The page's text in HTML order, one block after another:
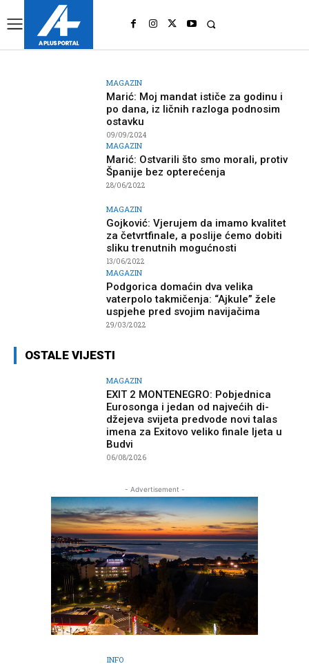
MAGAZIN
Marić: Moj mandat ističe za godinu i
po dana, iz ličnih razloga podnosim
ostavku
09/09/2024
MAGAZIN
Marić: Ostvarili što smo morali, protiv
Španije bez opterećenja
28/06/2022
MAGAZIN
Gojković: Vjerujem da imamo kvalitet
za četvrtfinale, a poslije ćemo dobiti
sliku trenutnih mogućnosti
13/06/2022
MAGAZIN
Podgorica domaćin dva velika
vaterpolo takmičenja: “Ajkule” žele
uspjehe pred svojim navijačima
29/03/2022
OSTALE VIJESTI
MAGAZIN
EXIT 2 MONTENEGRO: Pobjednica
Eurosonga i jedan od najvećih di-
džejeva svijeta predvode novi talas
imena za Exitovo veliko finale ljeta u
Budvi
06/08/2026
- Advertisement -
INFO